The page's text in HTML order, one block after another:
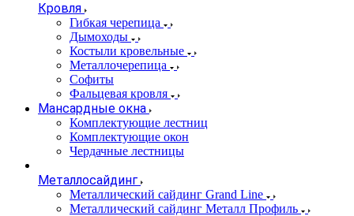
Кровля
Гибкая черепица
Дымоходы
Костыли кровельные
Металлочерепица
Софиты
Фальцевая кровля
Мансардные окна
Комплектующие лестниц
Комплектующие окон
Чердачные лестницы
Металлосайдинг
Металлический сайдинг Grand Line
Металлический сайдинг Металл Профиль